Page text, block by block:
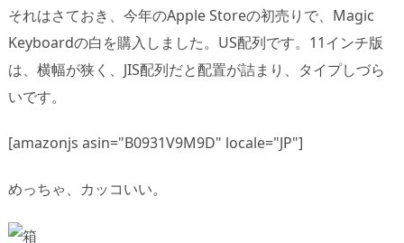
それはさておき、今年のApple Storeの初売りで、Magic
Keyboardの白を購入しました。US配列です。11インチ版
は、横幅が狭く、JIS配列だと配置が詰まり、タイプしづら
いです。
[amazonjs asin="B0931V9M9D" locale="JP"]
めっちゃ、カッコいい。